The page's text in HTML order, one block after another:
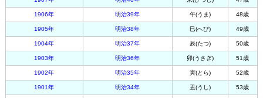
1906年 明治39年 午(うま) 48歳
1905年 明治38年 巳(へび) 49歳
1904年 明治37年 辰(たつ) 50歳
1903年 明治36年 卯(うさぎ) 51歳
1902年 明治35年 寅(とら) 52歳
1901年 明治34年 丑(うし) 53歳